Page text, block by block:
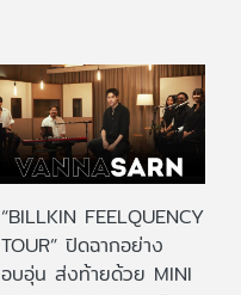
“BILLKIN FEELQUENCY
TOUR” ปิดฉากอย่าง
อบอุ่น ส่งท้ายด้วย MINI